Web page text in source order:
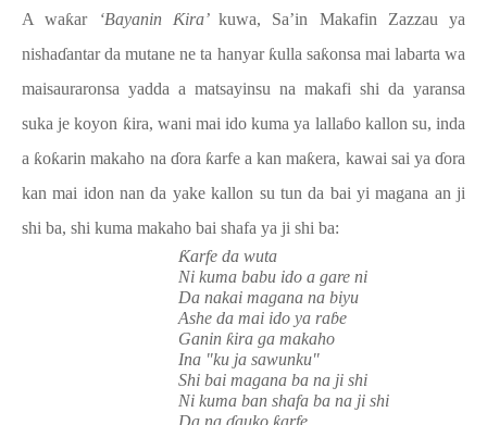
A waƙar ‘Bayanin Ƙira’ kuwa, Sa’in Makafin Zazzau ya
nishaɗantar da mutane ne ta hanyarƙulla saƙonsa mai labarta wa
maisauraronsa yadda a matsayinsu na makafi shi da yaransa
suka je koyon ƙira, wani mai ido kuma ya lallaɓo kallon su, inda
a ƙoƙarin makaho na ɗora ƙarfe a kan maƙera, kawai sai yaɗora
kan mai idon nan da yake kallon su tun da bai yi magana an ji
shi ba, shi kuma makaho bai shafa ya ji shi ba:
Ƙarfe da wuta
Ni kuma babu ido a gare ni
Da nakai magana na biyu
Ashe da mai ido ya raɓe
Ganin ƙira ga makaho
Ina "ku ja sawunku"
Shi bai magana ba na ji shi
Ni kuma ban shafa ba na ji shi
Da na ɗauko arfe